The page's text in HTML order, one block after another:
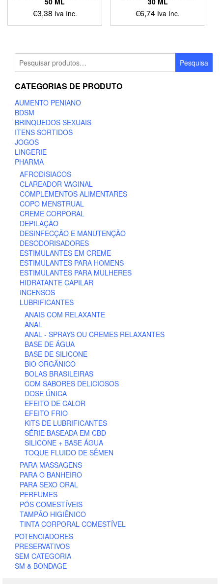
€3,38 Iva Inc. €6,74 Iva Inc.
por:
Pesquisa
CATEGORIAS DE PRODUTO
AUMENTO PENIANO
BDSM
BRINQUEDOS SEXUAIS
ITENS SORTIDOS
JOGOS
LINGERIE
PHARMA
AFRODISIACOS
CLAREADOR VAGINAL
COMPLEMENTOS ALIMENTARES
COPO MENSTRUAL
CREME CORPORAL
DEPILAÇÃO
DESINFECÇÃO E MANUTENÇÃO
DESODORISADORES
ESTIMULANTES EM CREME
ESTIMULANTES PARA HOMENS
ESTIMULANTES PARA MULHERES
HIDRATANTE CAPILAR
INCENSOS
LUBRIFICANTES
ANAIS COM RELAXANTE
ANAL
ANAL - SPRAYS OU CREMES RELAXANTES
BASE DE ÁGUA
BASE DE SILICONE
BIO ORGÂNICO
BOLAS BRASILEIRAS
COM SABORES DELICIOSOS
DOSE ÚNICA
EFEITO DE CALOR
EFEITO FRIO
KITS DE LUBRIFICANTES
SÉRIE BASEADA EM CBD
SILICONE + BASE ÁGUA
TOQUE FLUIDO DE SÊMEN
PARA MASSAGENS
PARA O BANHEIRO
PARA SEXO ORAL
PERFUMES
PÓS COMESTÍVEIS
TAMPÃO HIGIÊNICO
TINTA CORPORAL COMESTÍVEL
POTENCIADORES
PRESERVATIVOS
SEM CATEGORIA
SM & BONDAGE